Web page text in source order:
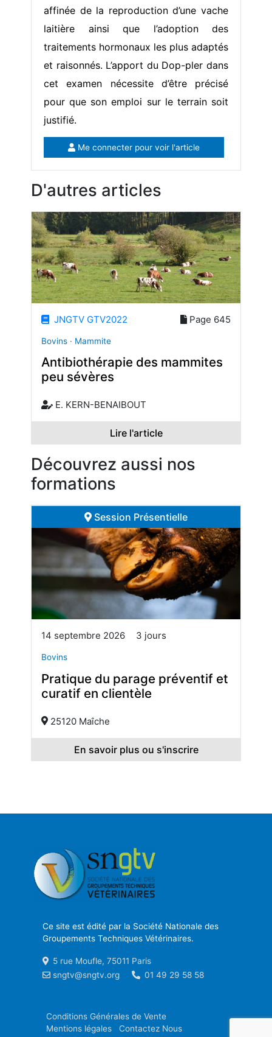
affinée de la reproduction d’une vache
laitière ainsi que l’adoption des
traitements hormonaux les plus adaptés
et raisonnés. L’apport du Dop-pler dans
cet examen nécessite d’être précisé
pour que son emploi sur le terrain soit
justifié.
Me connecter pour voir l'article
D'autres articles
JNGTV GTV2022 Page 645
Bovins · Mammite
Antibiothérapie des mammites
peu sévères
E. KERN-BENAIBOUT
Lire l'article
Découvrez aussi nos
formations
Session Présentielle
14 septembre 2026 3 jours
Bovins
Pratique du parage préventif et
curatif en clientèle
25120 Maîche
En savoir plus ou s'inscrire
Ce site est édité par la Société Nationale des
Groupements Techniques Vétérinaires.
5 rue Moufle, 75011 Paris
sngtv@sngtv.org
01 49 29 58 58
Conditions Générales de Vente
Mentions légales
Contactez Nous